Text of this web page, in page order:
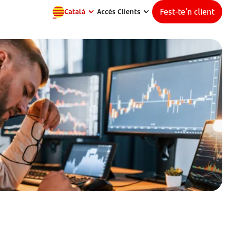
Catalá Accés Clients Fest-te'n client